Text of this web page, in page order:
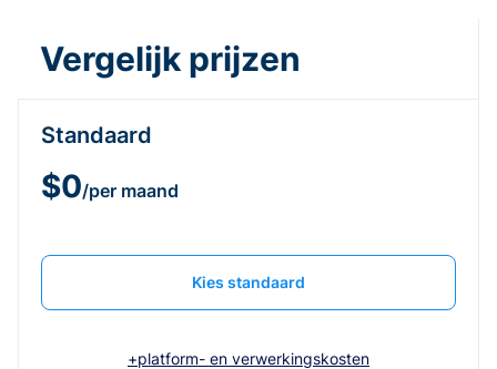
Vergelijk prijzen
Standaard
$0/per maand
Kies standaard
+platform- en verwerkingskosten